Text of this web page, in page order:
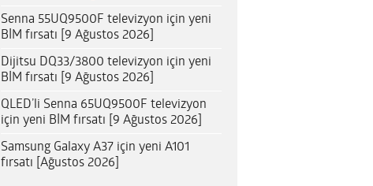
Senna 55UQ9500F televizyon için yeni
BİM fırsatı [9 Ağustos 2026]
Dijitsu DQ33/3800 televizyon için yeni
BİM fırsatı [9 Ağustos 2026]
QLED’li Senna 65UQ9500F televizyon
için yeni BİM fırsatı [9 Ağustos 2026]
Samsung Galaxy A37 için yeni A101
fırsatı [Ağustos 2026]